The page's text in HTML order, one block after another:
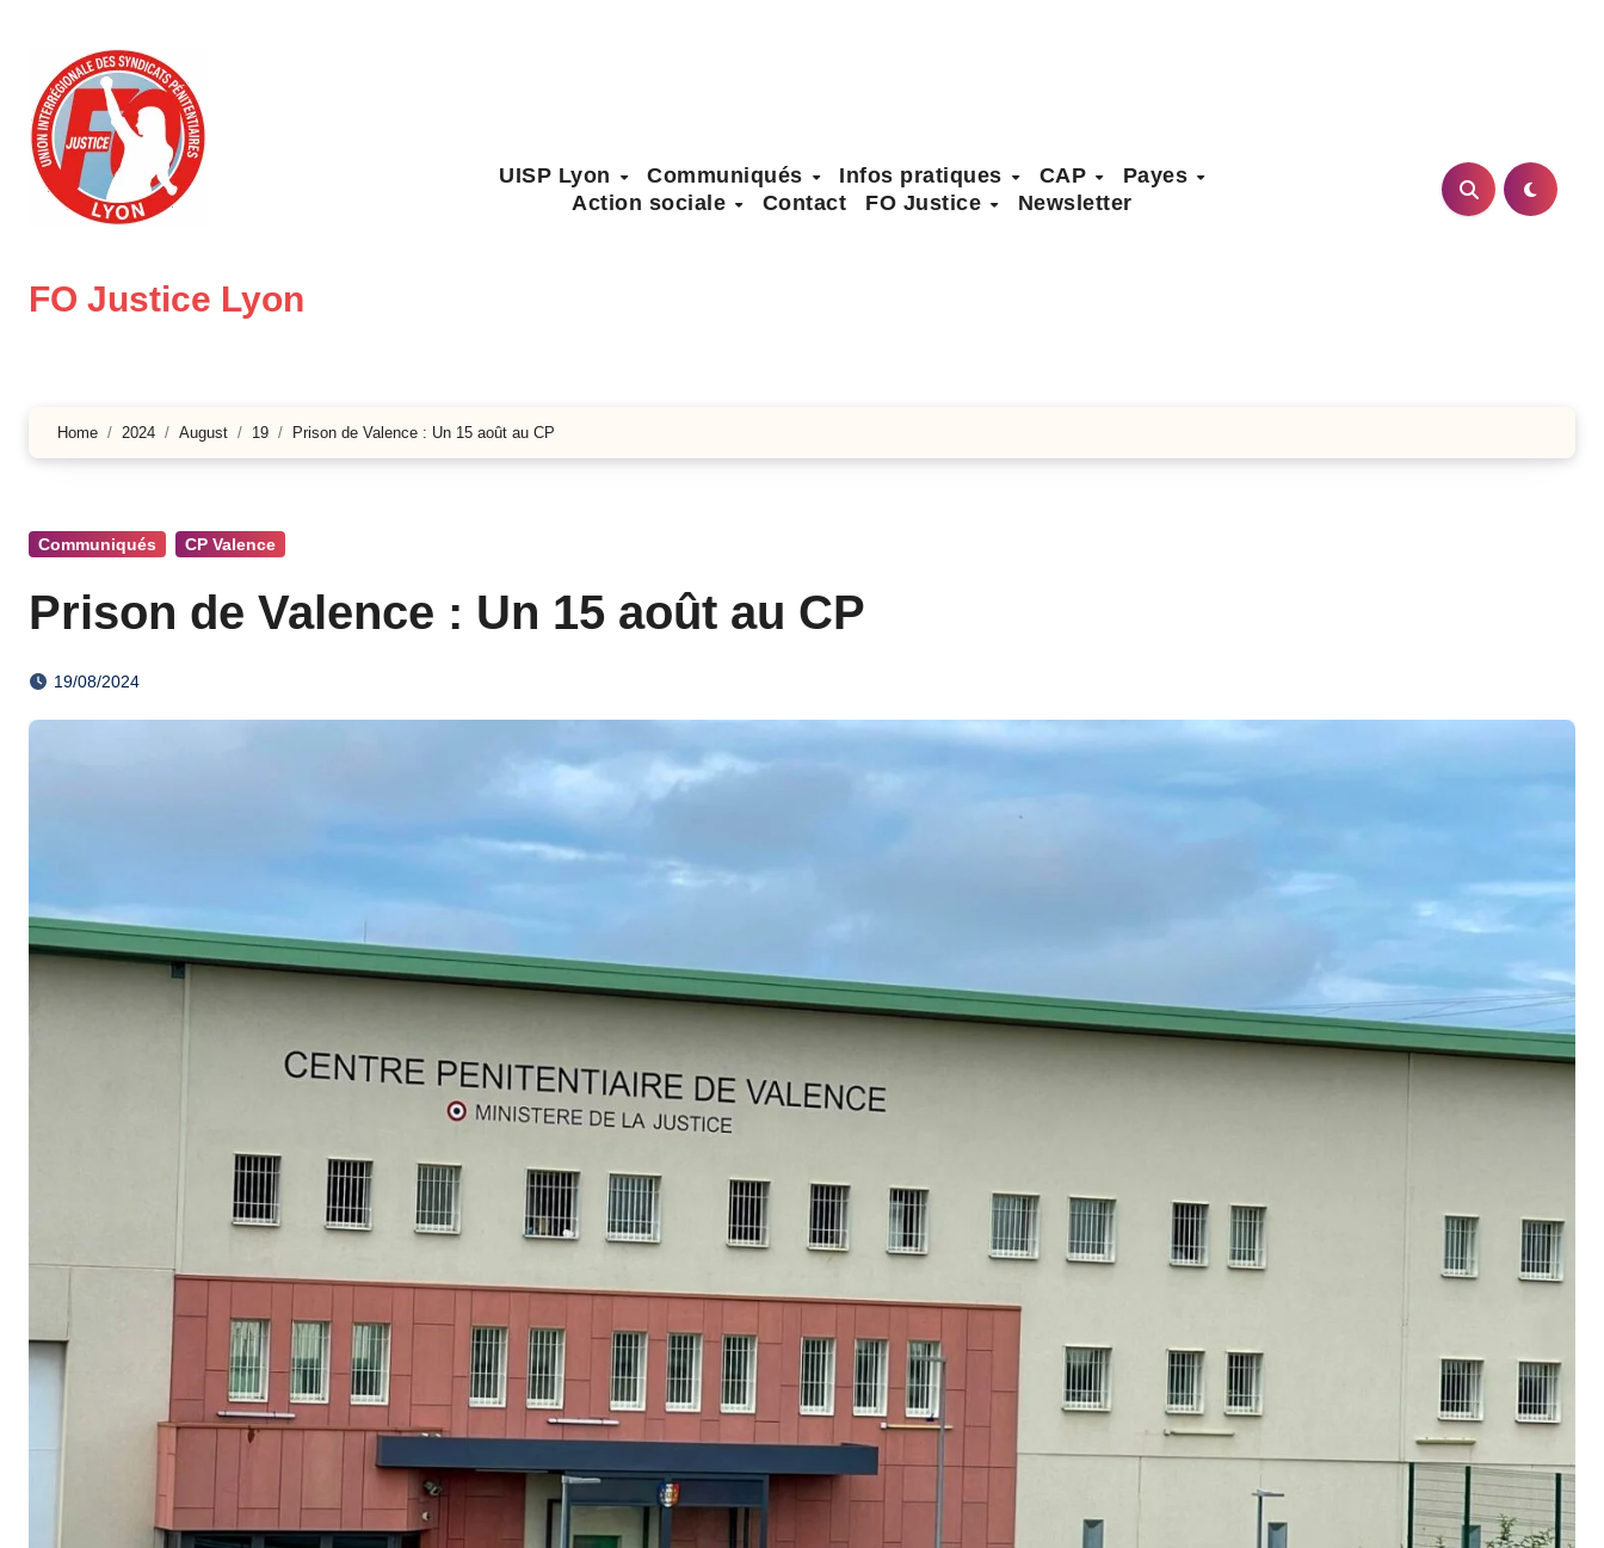
content
FO Justice Lyon
UISP Lyon Communiqués Infos pratiques CAP
Payes
Action sociale
Contact FO Justice Newsletter
Home 2024 August 19 Prison de Valence : Un 15 août au CP
Communiqués CP Valence
Prison de Valence : Un 15 août au CP
19/08/2024